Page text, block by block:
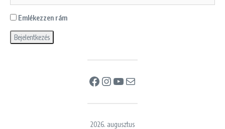
Emlékezzen rám
Facebook
Instagram
YouTube
Mail
2026. augusztus